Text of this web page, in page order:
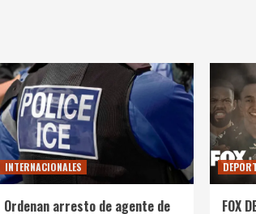
INTERNACIONALES
Ordenan arresto de agente de FOX